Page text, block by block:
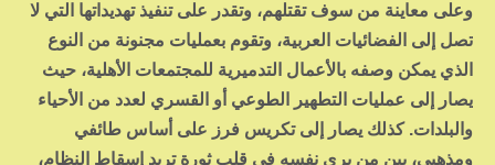
وعلى معاينة من سوف تقتلهم، وتقدر على تنفيذ تهديداتها التي لا
تصل إلى الفضائيات العربية، وتقوم بعمليات مجنونة من النوع
الذي يمكن وصفه بالأعمال التدميرية للمجتمعات الأهلية، حيث
يصار إلى عمليات التطهير الطوعي أو القسري لعدد من الأحياء
والبلدات. كذلك يصار إلى تكريس فرز على أساس طائفي
ومذهبي، بين من يرى نفسه في قلب ثورة تريد إسقاط النظام،